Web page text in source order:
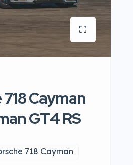
Cayman
GT4 RS
718 Cayman